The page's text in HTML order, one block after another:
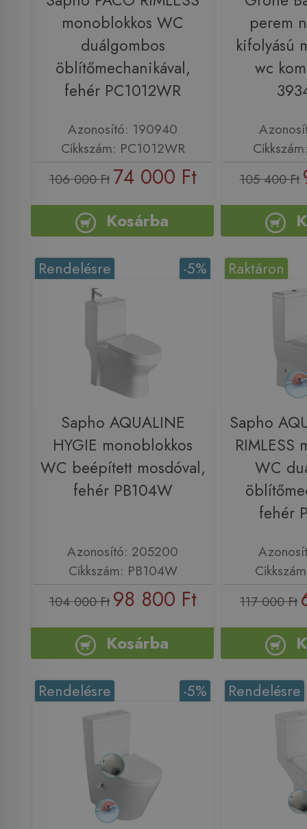
monoblokkos WC
duálgombos
öblítőmechanikával,
fehér PC1012WR
Azonosító: 190940
Cikkszám: PC1012WR
106 000 Ft 74 000 Ft
Kosárba
perem
kifolyású
wc
105 400 Ft
-5%
Rendelésre
Sapho AQUALINE
HYGIE monoblokkos
WC beépített mosdóval,
fehér PB104W
Azonosító: 205200
Cikkszám: PB104W
104 000 Ft 98 800 Ft
Kosárba
Raktáron
Sapho
RIMLESS
WC
fehér
117 000 Ft
-5%
Rendelésre Rendelésre